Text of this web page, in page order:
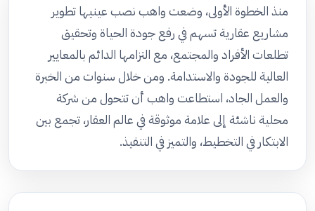
منذ الخطوة الأولى، وضعت واهب نصب عينيها تطوير
مشاريع عقارية تسهم في رفع جودة الحياة وتحقيق
تطلعات الأفراد والمجتمع، مع التزامها الدائم بالمعايير
العالية للجودة والاستدامة. ومن خلال سنوات من الخبرة
والعمل الجاد، استطاعت واهب أن تتحول من شركة
محلية ناشئة إلى علامة موثوقة في عالم العقار، تجمع بين
الابتكار في التخطيط، والتميز في التنفيذ.